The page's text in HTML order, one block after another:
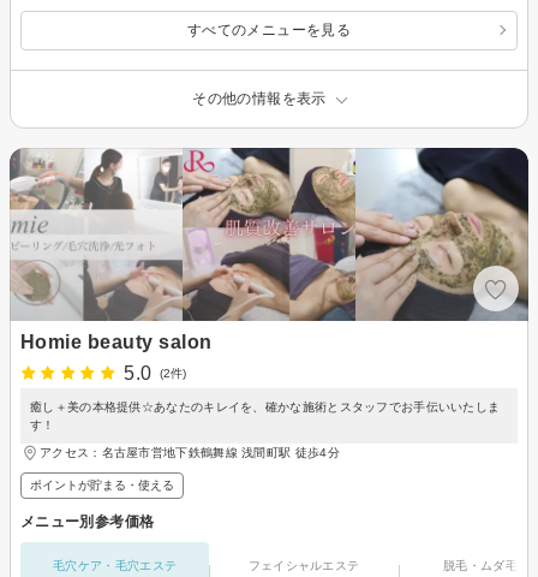
すべてのメニューを見る
その他の情報を表示
Homie beauty salon
5.0
(2件)
癒し＋美の本格提供☆あなたのキレイを、確かな施術とスタッフでお手伝いいたしま
す！
アクセス：名古屋市営地下鉄鶴舞線 浅間町駅 徒歩4分
ポイントが貯まる・使える
メニュー別参考価格
毛穴ケア・毛穴エステ フェイシャルエステ 脱毛・ムダ毛処